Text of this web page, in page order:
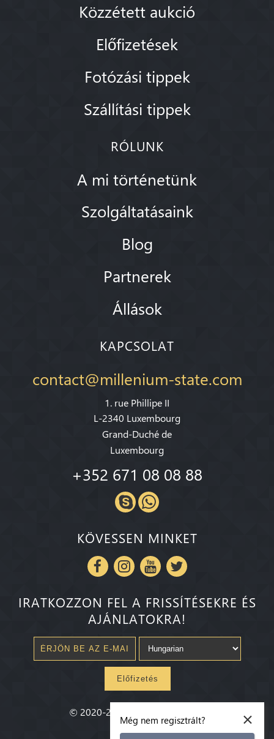
Közzétett aukció
Előfizetések
Fotózási tippek
Szállítási tippek
RÓLUNK
A mi történetünk
Szolgáltatásaink
Blog
Partnerek
Állások
KAPCSOLAT
contact@millenium-state.com
1. rue Phillipe II
L-2340 Luxembourg
Grand-Duché de
Luxembourg
+352 671 08 08 88
KÖVESSEN MINKET
IRATKOZZON FEL A FRISSÍTÉSEKRE ÉS
AJÁNLATOKRA!
Előfizetés
© 2020-2026 ×
Még nem regisztrált?